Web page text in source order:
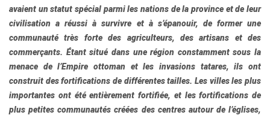
avaient un statut spécial parmi les nations de la province et de leur
civilisation a réussi à survivre et à s’épanouir, de former une
communauté très forte des agriculteurs, des artisans et des
commerçants. Étant situé dans une région constamment sous la
menace de l’Empire ottoman et les invasions tatares, ils ont
construit des fortifications de différentes tailles. Les villes les plus
importantes ont été entièrement fortifiée, et les fortifications de
plus petites communautés créées des centres autour de l’églises,